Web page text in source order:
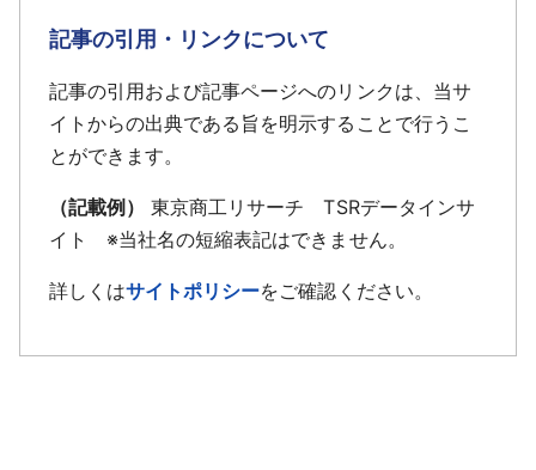
記事の引用・リンクについて
記事の引用および記事ページへのリンクは、当サ
イトからの出典である旨を明示することで行うこ
とができます。
（記載例）
東京商工リサーチ TSRデータインサ
イト ※当社名の短縮表記はできません。
詳しくはサイトポリシーをご確認ください。